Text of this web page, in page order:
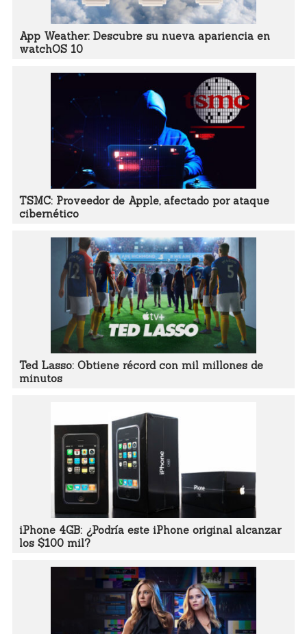
App Weather: Descubre su nueva apariencia en
watchOS 10
TSMC: Proveedor de Apple, afectado por ataque
cibernético
Ted Lasso: Obtiene récord con mil millones de
minutos
iPhone 4GB: ¿Podría este iPhone original alcanzar
los $100 mil?